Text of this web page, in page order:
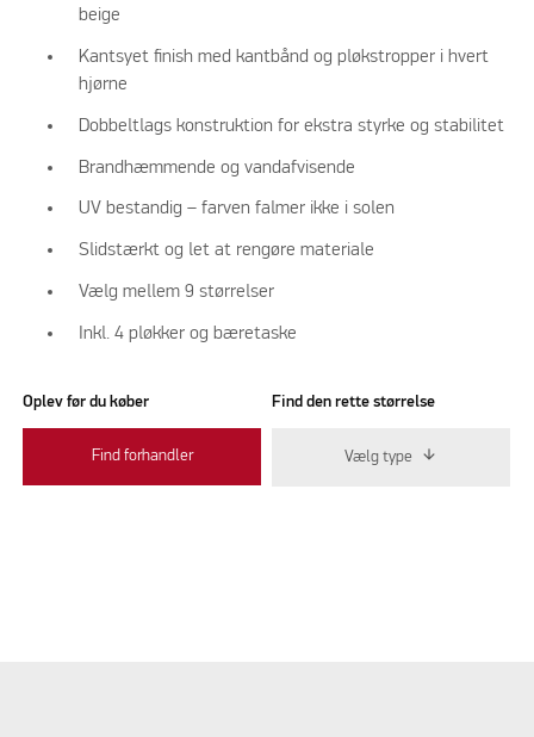
beige
Kantsyet finish med kantbånd og pløkstropper i hvert
hjørne
Dobbeltlags konstruktion for ekstra styrke og stabilitet
Brandhæmmende og vandafvisende
UV bestandig – farven falmer ikke i solen
Slidstærkt og let at rengøre materiale
Vælg mellem 9 størrelser
Inkl. 4 pløkker og bæretaske
Oplev før du køber
Find forhandler
Find den rette størrelse
Vælg type